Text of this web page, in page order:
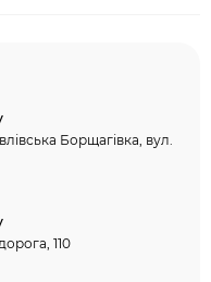
Борщагівка, вул.
110